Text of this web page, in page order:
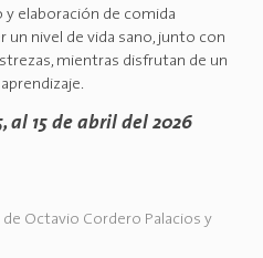
elaboración de comida
un nivel de vida sano, junto con
mientras disfrutan de un
al 15 de abril del 2026
Octavio Cordero Palacios y